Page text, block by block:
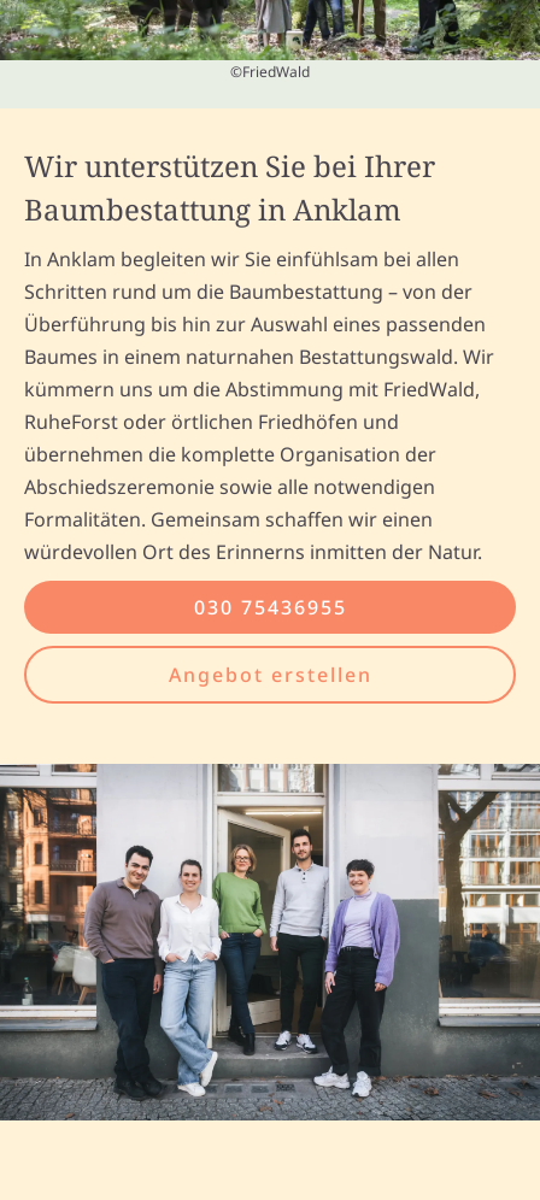
©FriedWald
Wir unterstützen Sie bei Ihrer
Baumbestattung in Anklam
In Anklam begleiten wir Sie einfühlsam bei allen
Schritten rund um die Baumbestattung – von der
Überführung bis hin zur Auswahl eines passenden
Baumes in einem naturnahen Bestattungswald. Wir
kümmern uns um die Abstimmung mit FriedWald,
RuheForst oder örtlichen Friedhöfen und
übernehmen die komplette Organisation der
Abschiedszeremonie sowie alle notwendigen
Formalitäten. Gemeinsam schaffen wir einen
würdevollen Ort des Erinnerns inmitten der Natur.
030 75436955
Angebot erstellen